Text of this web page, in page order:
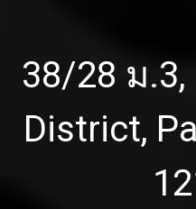
38/28 ม.3,
District,